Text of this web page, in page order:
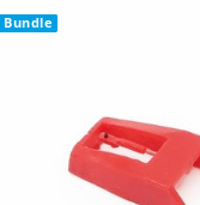
Bundle